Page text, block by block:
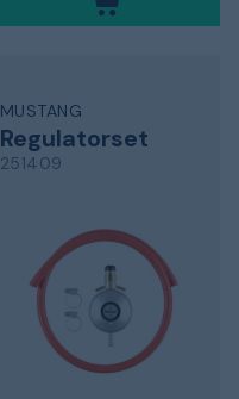
MUSTANG
Regulatorset
251409